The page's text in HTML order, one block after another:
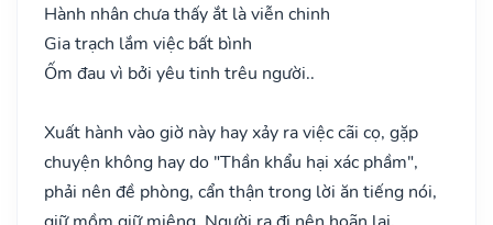
Hành nhân chưa thấy ắt là viễn chinh
Gia trạch lắm việc bất bình
Ốm đau vì bởi yêu tinh trêu người..
Xuất hành vào giờ này hay xảy ra việc cãi cọ, gặp
chuyện không hay do "Thần khẩu hại xác phầm",
phải nên đề phòng, cẩn thận trong lời ăn tiếng nói,